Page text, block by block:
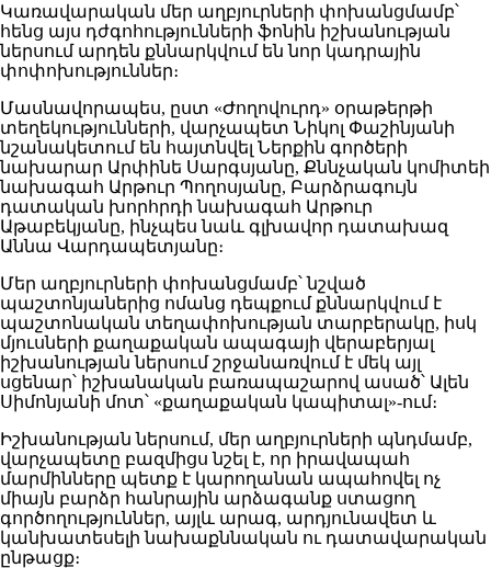
Կառավարական մեր աղբյուրների փոխանցմամբ՝
հենց այս դժգոհությունների ֆոնին իշխանության
ներսում արդեն քննարկվում են նոր կադրային
փոփոխություններ։
Մասնավորապես, ըստ «Ժողովուրդ» օրաթերթի
տեղեկությունների, վարչապետ Նիկոլ Փաշինյանի
նշանակետում են հայտնվել Ներքին գործերի
նախարար Արփինե Սարգսյանը, Քննչական կոմիտեի
նախագահ Արթուր Պողոսյանը, Բարձրագույն
դատական խորհրդի նախագահ Արթուր
Աթաբեկյանը, ինչպես նաև գլխավոր դատախազ
Աննա Վարդապետյանը։
Մեր աղբյուրների փոխանցմամբ՝ նշված
պաշտոնյաներից ոմանց դեպքում քննարկվում է
պաշտոնական տեղափոխության տարբերակը, իսկ
մյուսների քաղաքական ապագայի վերաբերյալ
իշխանության ներսում շրջանառվում է մեկ այլ
սցենար՝ իշխանական բառապաշարով ասած՝ Ալեն
Սիմոնյանի մոտ՝ «քաղաքական կապիտալ»-ում։
Իշխանության ներսում, մեր աղբյուրների պնդմամբ,
վարչապետը բազմիցս նշել է, որ իրավապահ
մարմինները պետք է կարողանան ապահովել ոչ
միայն բարձր հանրային արձագանք ստացող
գործողություններ, այլև արագ, արդյունավետ և
կանխատեսելի նախաքննական ու դատավարական
ընթացք։